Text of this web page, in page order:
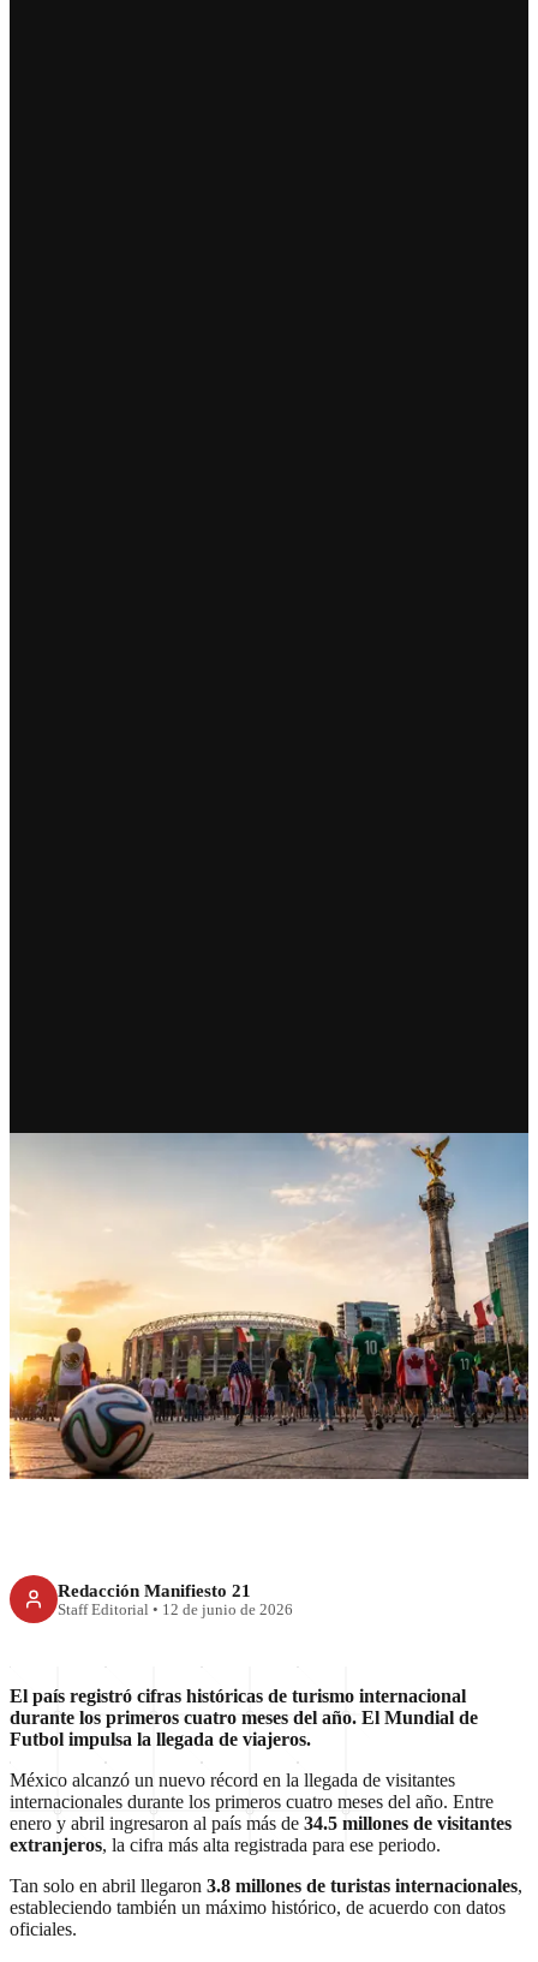
México rompe récord turístico
con más de 34.5 millones de
visitantes
Redacción Manifiesto 21
Staff Editorial • 12 de junio de 2026
El país registró cifras históricas de turismo internacional
durante los primeros cuatro meses del año. El Mundial de
Futbol impulsa la llegada de viajeros.
México alcanzó un nuevo récord en la llegada de visitantes
internacionales durante los primeros cuatro meses del año. Entre
enero y abril ingresaron al país más de 34.5 millones de visitantes
extranjeros, la cifra más alta registrada para ese periodo.
Tan solo en abril llegaron 3.8 millones de turistas internacionales,
estableciendo también un máximo histórico, de acuerdo con datos
oficiales.